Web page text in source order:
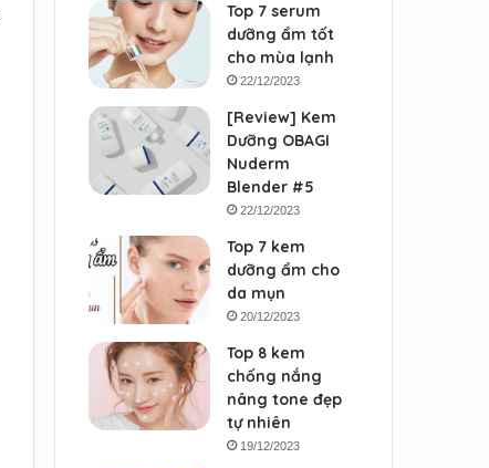
Top 7 serum
dưỡng ẩm tốt
cho mùa lạnh
22/12/2023
[Review] Kem
Dưỡng OBAGI
Nuderm
Blender #5
22/12/2023
Top 7 kem
dưỡng ẩm cho
da mụn
20/12/2023
Top 8 kem
chống nắng
nâng tone đẹp
tự nhiên
19/12/2023